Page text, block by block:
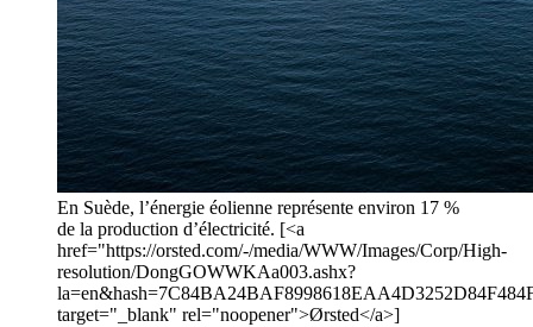
En Suède, l’énergie éolienne représente environ 17 %
de la production d’électricité. [<a
href="https://orsted.com/-/media/WWW/Images/Corp/High-
resolution/DongGOWWKAa003.ashx?
target="_blank" rel="noopener">Ørsted</a>]